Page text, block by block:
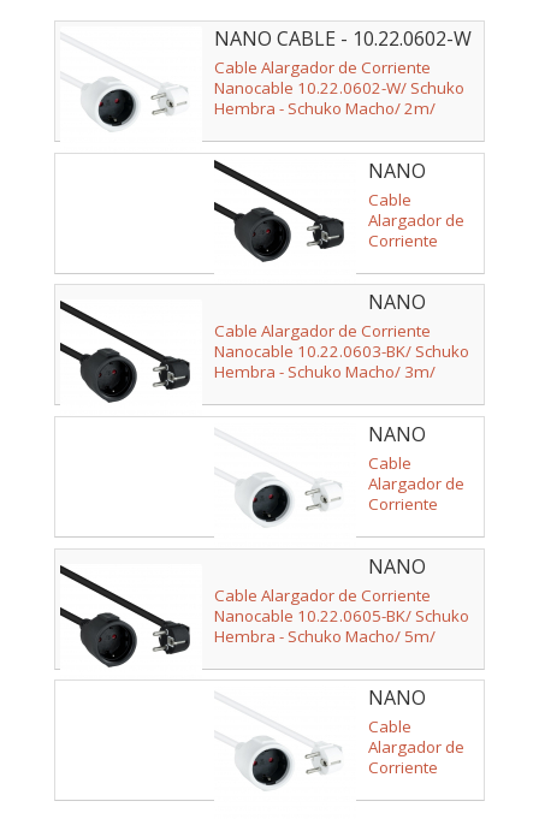
NANO CABLE - 10.22.0602-W
Cable Alargador de Corriente
Nanocable 10.22.0602-W/ Schuko
Hembra - Schuko Macho/ 2m/
NANO
CABLE -
10.22.0602-
BK
Cable
Alargador de
Corriente
10.22.0602-
BK/ Schuko
Hembra -
Schuko
Macho/ 2m/
Negro
NANO
CABLE -
10.22.0603-
BK
Cable Alargador de Corriente
Nanocable 10.22.0603-BK/ Schuko
Hembra - Schuko Macho/ 3m/
NANO
CABLE -
10.22.0603-
W
Cable
Alargador de
Corriente
10.22.0603-W/
Schuko
Hembra -
Schuko
Macho/ 3m/
Blanco
NANO
CABLE -
10.22.0605-
BK
Cable Alargador de Corriente
Nanocable 10.22.0605-BK/ Schuko
Hembra - Schuko Macho/ 5m/
NANO
CABLE -
10.22.0605-
W
Cable
Alargador de
Corriente
10.22.0605-W/